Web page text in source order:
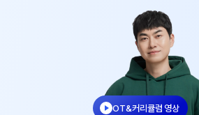
OT&커리큘럼 영상